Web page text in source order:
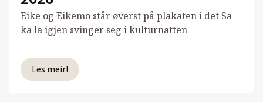
Eike og Eikemo står øverst på plakaten i det Sa
ka la igjen svinger seg i kulturnatten
Les meir!